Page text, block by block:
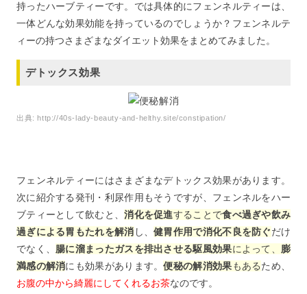
持ったハーブティーです。では具体的にフェンネルティーは、
一体どんな効果効能を持っているのでしょうか？フェンネルテ
ィーの持つさまざまなダイエット効果をまとめてみました。
デトックス効果
出典:http://40s-lady-beauty-and-helthy.site/constipation/
フェンネルティーにはさまざまなデトックス効果があります。
次に紹介する発刊・利尿作用もそうですが、フェンネルをハー
ブティーとして飲むと、消化を促進することで食べ過ぎや飲み
過ぎによる胃もたれを解消 し、健胃作用で消化不良を防ぐだけ
でなく、 腸に溜まったガスを排出させる駆風効果によって、 膨
満感の解消にも効果があります。便秘の解消効果もあるため、
お腹の中から綺麗にしてくれるお茶なのです。